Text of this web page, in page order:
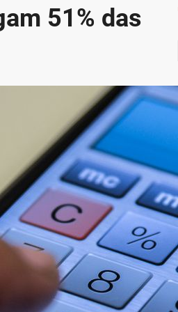
51% das